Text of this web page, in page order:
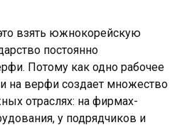
взять южнокорейскую
постоянно
Потому как одно рабочее
на верфи создает множество
отраслях: на фирмах-
у подрядчиков и